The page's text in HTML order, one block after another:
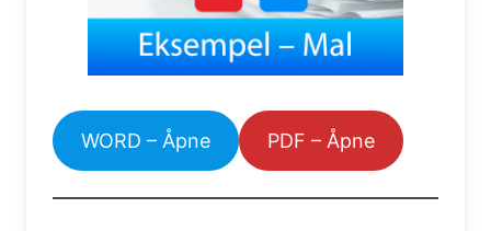
WORD – Åpne PDF – Åpne